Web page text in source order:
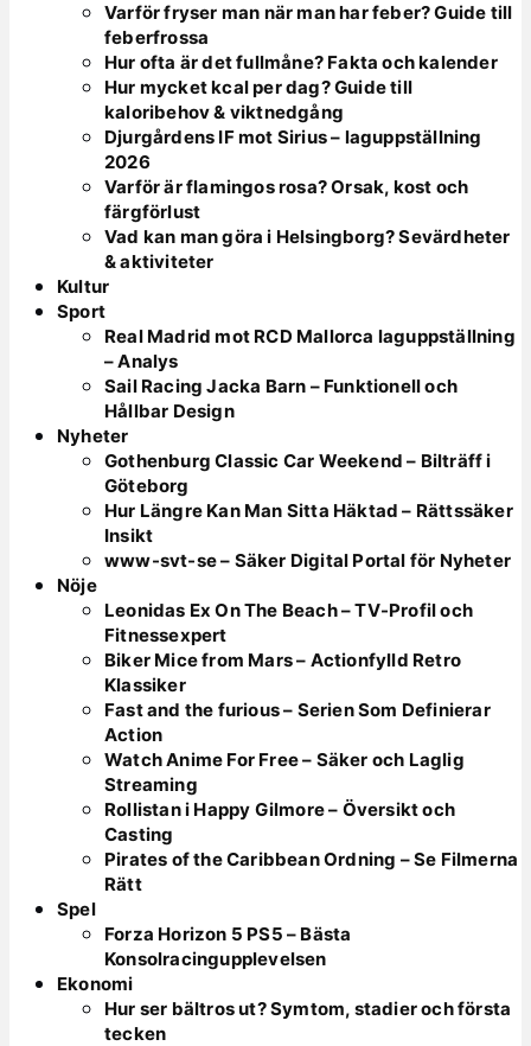
Varför fryser man när man har feber? Guide till
feberfrossa
Hur ofta är det fullmåne? Fakta och kalender
Hur mycket kcal per dag? Guide till
kaloribehov & viktnedgång
Djurgårdens IF mot Sirius – laguppställning
2026
Varför är flamingos rosa? Orsak, kost och
färgförlust
Vad kan man göra i Helsingborg? Sevärdheter
& aktiviteter
Kultur
Sport
Real Madrid mot RCD Mallorca laguppställning
– Analys
Sail Racing Jacka Barn – Funktionell och
Hållbar Design
Nyheter
Gothenburg Classic Car Weekend – Bilträff i
Göteborg
Hur Längre Kan Man Sitta Häktad – Rättssäker
Insikt
www-svt-se – Säker Digital Portal för Nyheter
Nöje
Leonidas Ex On The Beach – TV-Profil och
Fitnessexpert
Biker Mice from Mars – Actionfylld Retro
Klassiker
Fast and the furious – Serien Som Definierar
Action
Watch Anime For Free – Säker och Laglig
Streaming
Rollistan i Happy Gilmore – Översikt och
Casting
Pirates of the Caribbean Ordning – Se Filmerna
Rätt
Spel
Forza Horizon 5 PS5 – Bästa
Konsolracingupplevelsen
Ekonomi
Hur ser bältros ut? Symtom, stadier och första
tecken